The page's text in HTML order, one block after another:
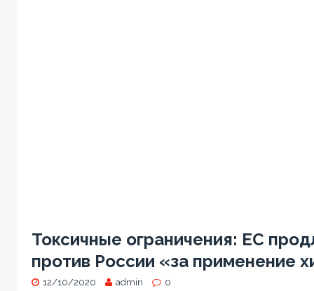
Токсичные ограничения: ЕС
против России «за применение
12/10/2020 admin 0